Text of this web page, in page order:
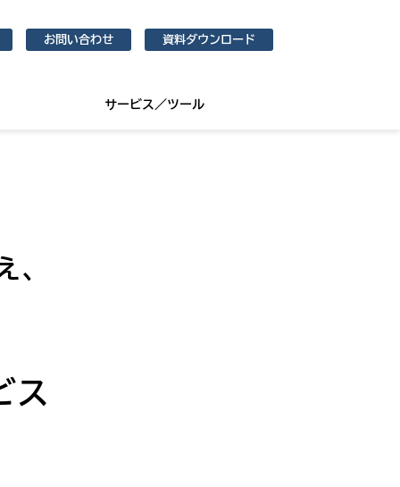
お問い合わせ 資料ダウンロード
サービス／ツール
、
ス